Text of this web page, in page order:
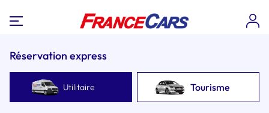
Réservation express
Utilitaire Tourisme